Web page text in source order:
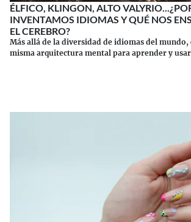
ÉLFICO, KLINGON, ALTO
INVENTAMOS IDIOMAS Y QUÉ NOS
EL CEREBRO?
Más allá de la diversidad de idiomas del
misma arquitectura mental para aprender y